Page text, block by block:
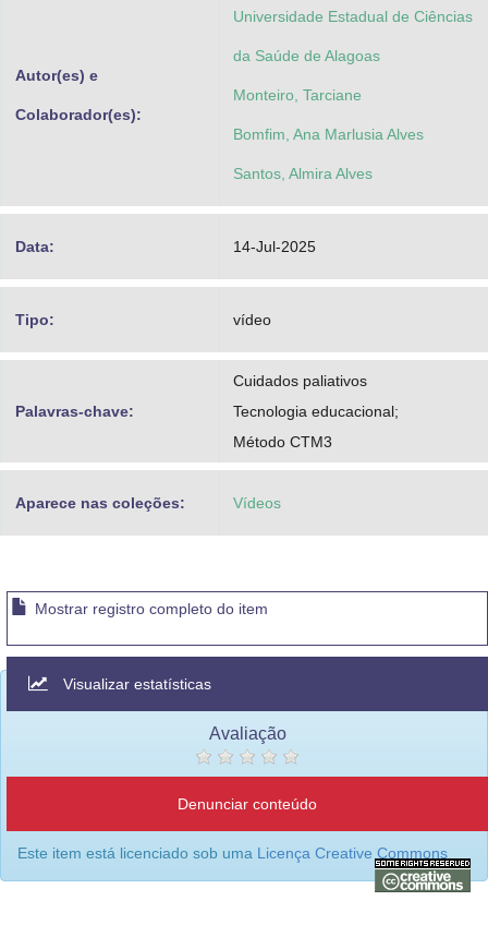
Autor(es) e
Colaborador(es):
Universidade Estadual de Ciências
da Saúde de Alagoas
Monteiro, Tarciane
Bomfim, Ana Marlusia Alves
Santos, Almira Alves
Data: 14-Jul-2025
Tipo: vídeo
Palavras-chave:
Cuidados paliativos
Tecnologia educacional;
Método CTM3
Aparece nas coleções: Vídeos
Mostrar registro completo do item
Visualizar estatísticas
Avaliação
Denunciar conteúdo
Este item está licenciado sob uma Licença Creative Commons